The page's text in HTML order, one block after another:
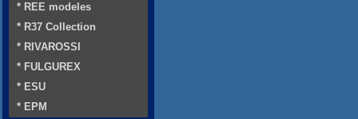
* REE modeles
* R37 Collection
* RIVAROSSI
* FULGUREX
* ESU
* EPM